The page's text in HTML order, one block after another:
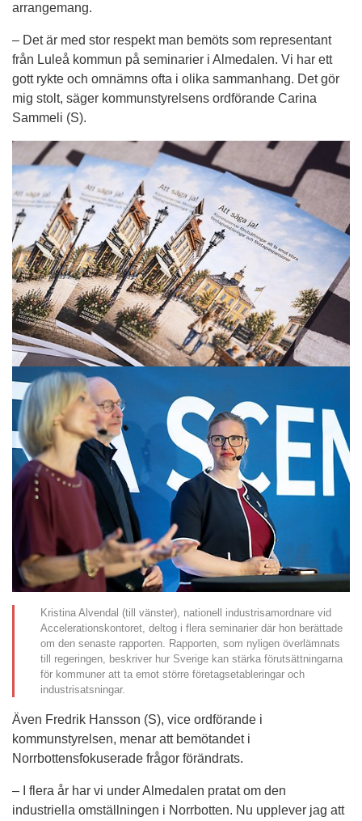
arrangemang.
– Det är med stor respekt man bemöts som representant
från Luleå kommun på seminarier i Almedalen. Vi har ett
gott rykte och omnämns ofta i olika sammanhang. Det gör
mig stolt, säger kommunstyrelsens ordförande Carina
Sammeli (S).
Kristina Alvendal (till vänster), nationell industrisamordnare vid
Accelerationskontoret, deltog i flera seminarier där hon berättade
om den senaste rapporten. Rapporten, som nyligen överlämnats
till regeringen, beskriver hur Sverige kan stärka förutsättningarna
för kommuner att ta emot större företagsetableringar och
industrisatsningar.
Även Fredrik Hansson (S), vice ordförande i
kommunstyrelsen, menar att bemötandet i
Norrbottensfokuserade frågor förändrats.
– I flera år har vi under Almedalen pratat om den
industriella omställningen i Norrbotten. Nu upplever jag att